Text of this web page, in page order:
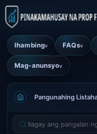
Ihambingv FAQsv
Mag-anunsyov
Pangunahing